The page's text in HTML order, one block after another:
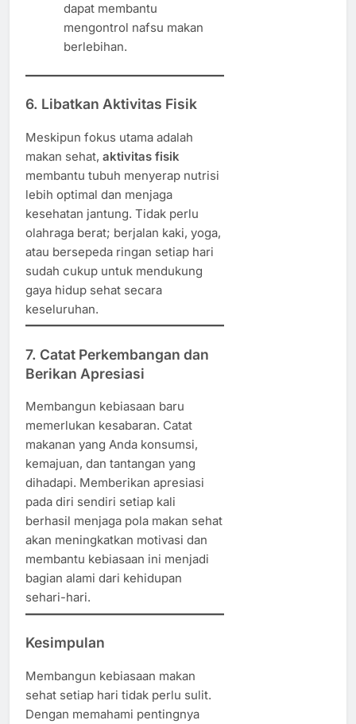
dapat membantu
mengontrol nafsu makan
berlebihan.
6. Libatkan Aktivitas Fisik
Meskipun fokus utama adalah
makan sehat, aktivitas fisik
membantu tubuh menyerap nutrisi
lebih optimal dan menjaga
kesehatan jantung. Tidak perlu
olahraga berat; berjalan kaki, yoga,
atau bersepeda ringan setiap hari
sudah cukup untuk mendukung
gaya hidup sehat secara
keseluruhan.
7. Catat Perkembangan dan
Berikan Apresiasi
Membangun kebiasaan baru
memerlukan kesabaran. Catat
makanan yang Anda konsumsi,
kemajuan, dan tantangan yang
dihadapi. Memberikan apresiasi
pada diri sendiri setiap kali
berhasil menjaga pola makan sehat
akan meningkatkan motivasi dan
membantu kebiasaan ini menjadi
bagian alami dari kehidupan
sehari-hari.
Kesimpulan
Membangun kebiasaan makan
sehat setiap hari tidak perlu sulit.
Dengan memahami pentingnya